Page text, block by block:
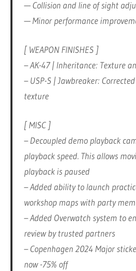
— Collision and line of sight
— Minor performance
[ WEAPON FINISHES ]
– AK-47 | Inheritance: Texture
– USP-S | Jawbreaker:
texture
[ MISC ]
– Decoupled demo playback
playback speed. This allows
playback is paused
– Added ability to launch
workshop maps with party
– Added Overwatch system to
review by trusted partners
– Copenhagen 2024 Major
now -75% off